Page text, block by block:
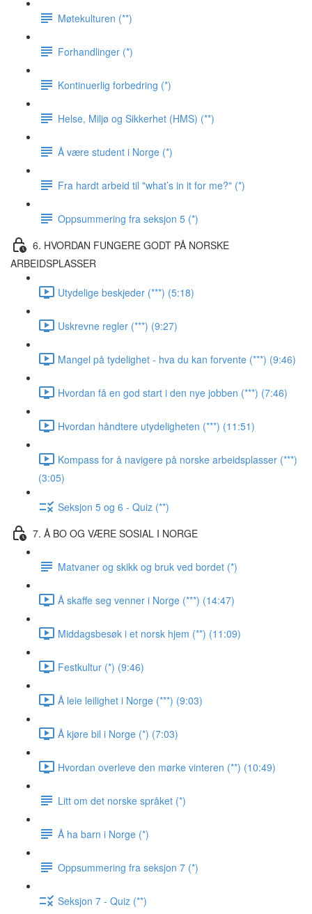
Møtekulturen (**)
Forhandlinger (*)
Kontinuerlig forbedring (*)
Helse, Miljø og Sikkerhet (HMS) (**)
Å være student i Norge (*)
Fra hardt arbeid til "what’s in it for me?" (*)
Oppsummering fra seksjon 5 (*)
6. HVORDAN FUNGERE GODT PÅ NORSKE
ARBEIDSPLASSER
Utydelige beskjeder (***) (5:18)
Uskrevne regler (***) (9:27)
Mangel på tydelighet - hva du kan forvente (***) (9:46)
Hvordan få en god start i den nye jobben (***) (7:46)
Hvordan håndtere utydeligheten (***) (11:51)
Kompass for å navigere på norske arbeidsplasser (***)
(3:05)
Seksjon 5 og 6 - Quiz (**)
7. Å BO OG VÆRE SOSIAL I NORGE
Matvaner og skikk og bruk ved bordet (*)
Å skaffe seg venner i Norge (***) (14:47)
Middagsbesøk i et norsk hjem (**) (11:09)
Festkultur (*) (9:46)
Å leie leilighet i Norge (***) (9:03)
Å kjøre bil i Norge (*) (7:03)
Hvordan overleve den mørke vinteren (**) (10:49)
Litt om det norske språket (*)
Å ha barn i Norge (*)
Oppsummering fra seksjon 7 (*)
Seksjon 7 - Quiz (**)